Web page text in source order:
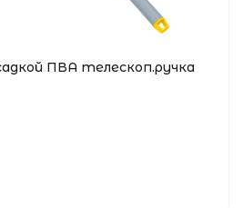
ПВА телескоп.ручка